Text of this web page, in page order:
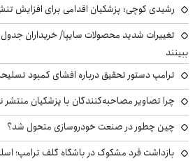
رشیدی کوچی: پزشکیان اقدامی برای افزایش
ببینند
ترامپ دستور تحقیق درباره افشای کمبود
چرا تصاویر مصاحبه‌کنندگان با پزشکیان
چین چطور در صنعت خودروسازی متحول شد؟
بازداشت فرد مشکوک در باشگاه گلف ترامپ؛